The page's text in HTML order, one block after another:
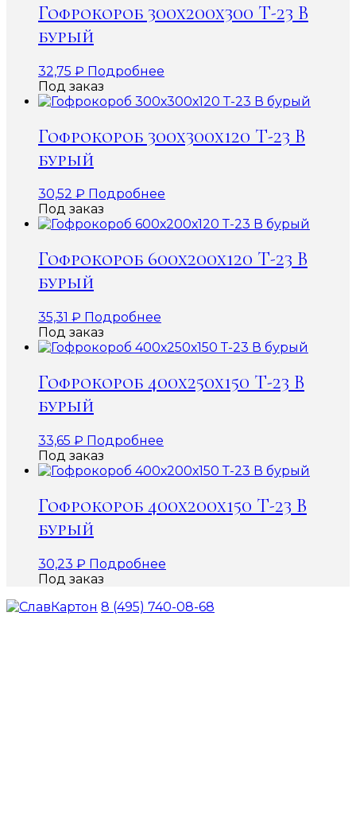
Гофрокороб 300х200х300 Т-23 В
бурый
32,75 ₽ Подробнее
Под заказ
Гофрокороб 300х300х120 Т-23 В
бурый
30,52 ₽ Подробнее
Под заказ
Гофрокороб 600х200х120 Т-23 В
бурый
35,31 ₽ Подробнее
Под заказ
Гофрокороб 400х250х150 Т-23 В
бурый
33,65 ₽ Подробнее
Под заказ
Гофрокороб 400х200х150 Т-23 В
бурый
30,23 ₽ Подробнее
Под заказ
8 (495) 740-08-68